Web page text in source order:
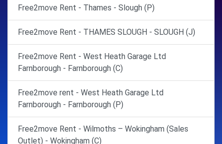
Free2move Rent - Thames - Slough (P)
Free2move Rent - THAMES SLOUGH - SLOUGH (J)
Free2move Rent - West Heath Garage Ltd
Farnborough - Farnborough (C)
Free2move rent - West Heath Garage Ltd
Farnborough - Farnborough (P)
Free2move Rent - Wilmoths – Wokingham (Sales
Outlet) - Wokingham (C)